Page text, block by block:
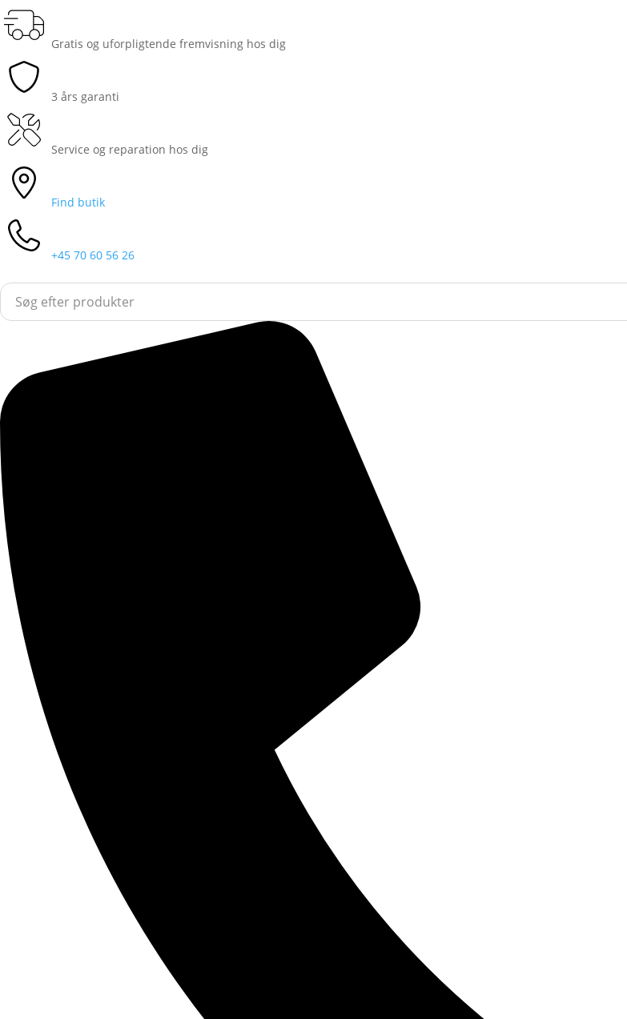
Gratis og uforpligtende fremvisning hos dig
3 års garanti
Service og reparation hos dig
Find butik
+45 70 60 56 26